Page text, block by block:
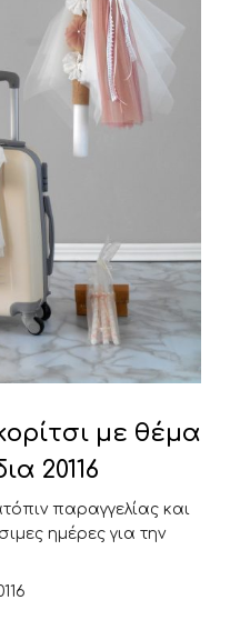
με θέμα
20116
παραγγελίας και
ημέρες για την